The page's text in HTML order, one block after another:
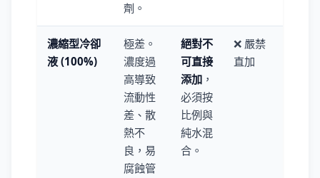
劑。
濃縮型冷卻
液 (100%)
極差。
濃度過
高導致
流動性
差、散
熱不
良，易
腐蝕管
絕對不
可直接
添加 ，
必須按
比例與
純水混
合。
❌ 嚴禁
直加